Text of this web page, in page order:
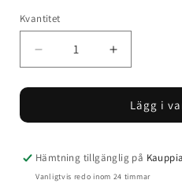
Kvantitet
Kvantitet
Minska
kvantitet
för
3-
1
Maca
Öka
kvantitet
för
Odylique
3-
1
Maca
Lägg i
Hämtning tillgänglig på
Vanligtvis redo inom 24 timmar